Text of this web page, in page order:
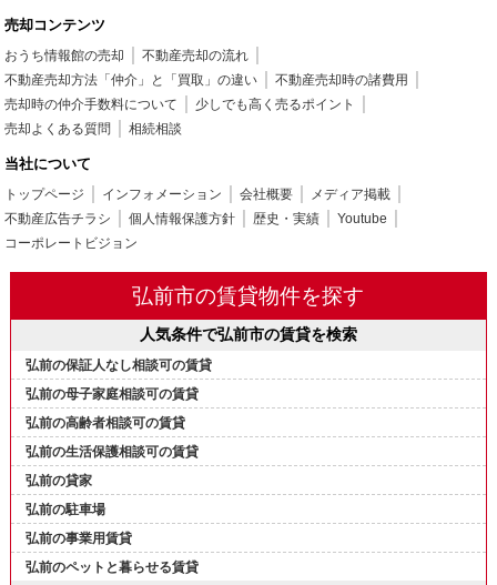
売却コンテンツ
おうち情報館の売却
不動産売却の流れ
不動産売却方法「仲介」と「買取」の違い
不動産売却時の諸費用
売却時の仲介手数料について
少しでも高く売るポイント
売却よくある質問
相続相談
当社について
トップページ インフォメーション 会社概要
メディア掲載
不動産広告チラシ
個人情報保護方針 歴史・実績
Youtube
コーポレートビジョン
弘前市の賃貸物件を探す
人気条件で弘前市の賃貸を検索
弘前の保証人なし相談可の賃貸
弘前の母子家庭相談可の賃貸
弘前の高齢者相談可の賃貸
弘前の生活保護相談可の賃貸
弘前の貸家
弘前の駐車場
弘前の事業用賃貸
弘前のペットと暮らせる賃貸